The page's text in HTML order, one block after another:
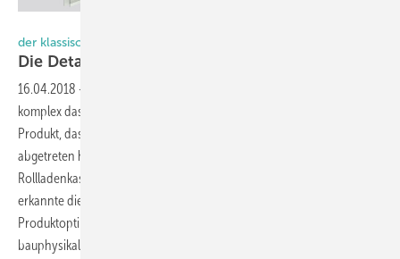
der klassische Rollladenkasten wird zum Technologieträger
Die Details machen es
16.04.2018 -
komplex das Thema Rollladenkasten noch werden könnte. Ein
Produkt, das die R+S Branche zu großen Teilen an den Maurer
abgetreten hatte, der je nach Gusto einfach einen abgelängten
Rollladenkasten mit einmauerte. Mit den Anforderungen der EnEV
erkannte die Branche aber auch die Möglichkeiten der
Produktoptimierung und hat den Rollladenkasten heute zu einem der
bauphysikalisch anspruchvollsten Produkte